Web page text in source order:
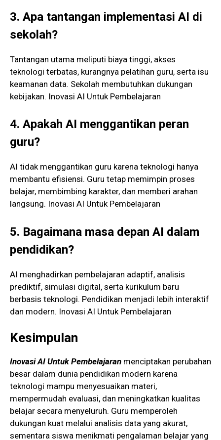
3. Apa tantangan implementasi AI di
sekolah?
Tantangan utama meliputi biaya tinggi, akses
teknologi terbatas, kurangnya pelatihan guru, serta isu
keamanan data. Sekolah membutuhkan dukungan
kebijakan. Inovasi AI Untuk Pembelajaran
4. Apakah AI menggantikan peran
guru?
AI tidak menggantikan guru karena teknologi hanya
membantu efisiensi. Guru tetap memimpin proses
belajar, membimbing karakter, dan memberi arahan
langsung. Inovasi AI Untuk Pembelajaran
5. Bagaimana masa depan AI dalam
pendidikan?
AI menghadirkan pembelajaran adaptif, analisis
prediktif, simulasi digital, serta kurikulum baru
berbasis teknologi. Pendidikan menjadi lebih interaktif
dan modern. Inovasi AI Untuk Pembelajaran
Kesimpulan
Inovasi AI Untuk Pembelajaran menciptakan perubahan
besar dalam dunia pendidikan modern karena
teknologi mampu menyesuaikan materi,
mempermudah evaluasi, dan meningkatkan kualitas
belajar secara menyeluruh. Guru memperoleh
dukungan kuat melalui analisis data yang akurat,
sementara siswa menikmati pengalaman belajar yang